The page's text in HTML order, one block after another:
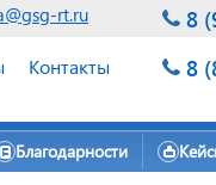
rt.ru 8
Контакты 8
Благодарности